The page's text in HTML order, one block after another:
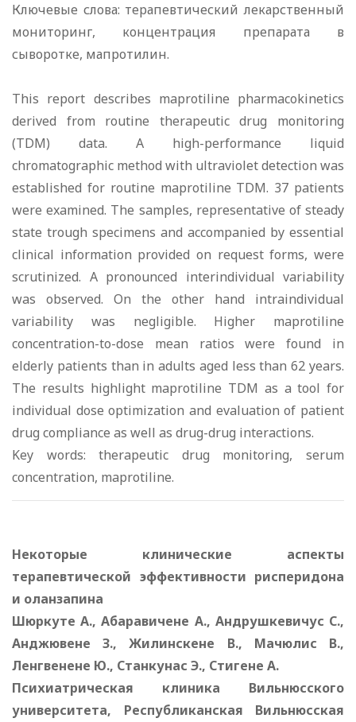
Ключевые слова: терапевтический лекарственный
мониторинг, концентрация препарата в
сыворотке, мапротилин.
This report describes maprotiline pharmacokinetics
derived from routine therapeutic drug monitoring
(TDM) data. A high-performance liquid
chromatographic method with ultraviolet detection was
established for routine maprotiline TDM. 37 patients
were examined. The samples, representative of steady
state trough specimens and accompanied by essential
clinical information provided on request forms, were
scrutinized. A pronounced interindividual variability
was observed. On the other hand intraindividual
variability was negligible. Higher maprotiline
concentration-to-dose mean ratios were found in
elderly patients than in adults aged less than 62 years.
The results highlight maprotiline TDM as a tool for
individual dose optimization and evaluation of patient
drug compliance as well as drug-drug interactions.
Key words: therapeutic drug monitoring, serum
concentration, maprotiline.
Некоторые клинические аспекты
терапевтической эффективности рисперидона
и оланзапина
Шюркуте А., Абаравичене А., Андрушкевичус С.,
Анджювене З., Жилинскене В., Мачюлис В.,
Ленгвенене Ю., Станкунас Э., Стигене А.
Психиатрическая клиника Вильнюсского
университета, Республиканская Вильнюсская